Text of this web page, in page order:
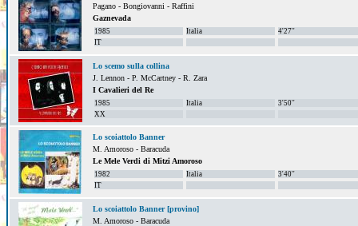
Pagano - Bongiovanni - Raffini
Gaznevada
1985 Italia
4'27''
IT
Lo scemo sulla collina
J. Lennon - P. McCartney - R. Zara
I Cavalieri del Re
1985 Italia
3'50''
XX
Lo scoiattolo Banner
M. Amoroso - Baracuda
Le Mele Verdi di Mitzi Amoroso
1982 Italia
3'40''
IT
Lo scoiattolo Banner [provino]
M. Amoroso - Baracuda